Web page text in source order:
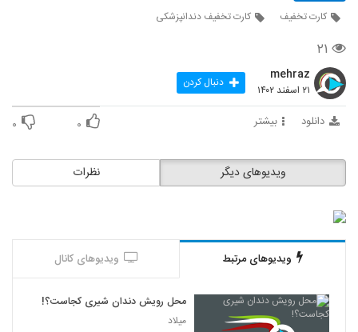
کارت تخفیف
کارت تخفیف دندانپزشکی
۲۱
mehraz
۲۱ اسفند ۱۴۰۲ دنبال کردن
دانلود بیشتر ۰ ۰
نظرات ویدیوهای دیگر
ویدیوهای مرتبط ویدیوهای کانال
محل رویش دندان شیری کجاست؟!
میلاد